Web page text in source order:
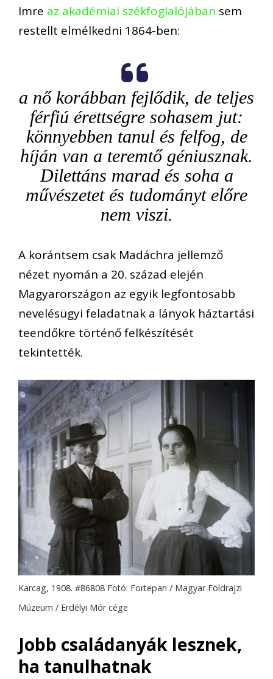
Imre az akadémiai székfoglalójában sem
restellt elmélkedni 1864-ben:
a nő korábban fejlődik, de teljes
férfiú érettségre sohasem jut:
könnyebben tanul és felfog, de
híján van a teremtő géniusznak.
Dilettáns marad és soha a
művészetet és tudományt előre
nem viszi.
A korántsem csak Madáchra jellemző
nézet nyomán a 20. század elején
Magyarországon az egyik legfontosabb
nevelésügyi feladatnak a lányok háztartási
teendőkre történő felkészítését
tekintették.
Karcag, 1908. #86808 Fotó: Fortepan / Magyar Földrajzi
Múzeum / Erdélyi Mór cége
Jobb családanyák lesznek,
ha tanulhatnak